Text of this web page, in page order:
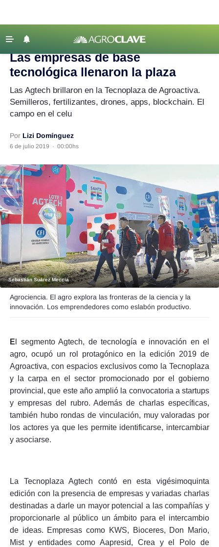
Agricultura
Lechería
Tecnología
Maquinaria agrícola
Agenda
Regionales
Clima
Agronegocios
Mercados
Seguinos
‹ VOLVER
Agroclave
Las empresas de base
tecnológica llenaron la plaza
Las Agtech brillaron en la Tecnoplaza de Agroactiva.
Semilleros, fertilizantes, drones, apps, blockchain. El
campo en el celu
Por Lizi Domínguez
6 de julio 2019 · 00:00hs
Sebastián Suárez Meccia
Agrociencia. El agro explora las fronteras de la ciencia y la
innovación. Los emprendedores como eslabón productivo.
E l segmento Agtech, de tecnología e innovación en el
agro, ocupó un rol protagónico en la edición 2019 de
Agroactiva, con espacios exclusivos como la Tecnoplaza
y la carpa en el sector promocionado por el gobierno
provincial, que este año amplió la convocatoria a startups
y empresas del rubro. Además de charlas específicas,
también hubo rondas de vinculación, muy valoradas por
los actores ya que les permite identificarse, intercambiar
y asociarse.
La Tecnoplaza Agtech contó en esta vigésimoquinta
edición con la presencia de empresas y variadas charlas
destinadas a darle un mayor potencial a las compañías y
proporcionarle al público un ámbito para el intercambio
de ideas. Empresas como KWS, Bioceres, Don Mario,
Mist y entidades como Aapresid, Crea y el Polo de